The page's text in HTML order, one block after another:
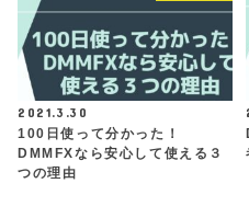
2021.3.30
100日使って分かった！
DMMFXなら安心して使える３
つの理由